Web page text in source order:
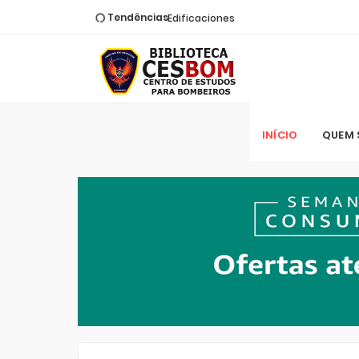
TendênciasEdificaciones
FUNDABOM Março (2017)
Registro e Reconhecimento (Nível
Estadual)
Fundamentos do Corpo de
Materiais Perigosos
Operação de Viaturas Aéreas
INÍCIO QUEM